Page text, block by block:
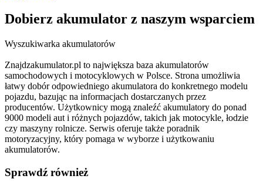
Dobierz akumulator z naszym wsparciem
Wyszukiwarka akumulatorów
Znajdzakumulator.pl to największa baza akumulatorów
samochodowych i motocyklowych w Polsce. Strona umożliwia
łatwy dobór odpowiedniego akumulatora do konkretnego modelu
pojazdu, bazując na informacjach dostarczanych przez
producentów. Użytkownicy mogą znaleźć akumulatory do ponad
9000 modeli aut i różnych pojazdów, takich jak motocykle, łodzie
czy maszyny rolnicze. Serwis oferuje także poradnik
motoryzacyjny, który pomaga w wyborze i użytkowaniu
akumulatorów.
Sprawdź również